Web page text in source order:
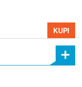
KUPI